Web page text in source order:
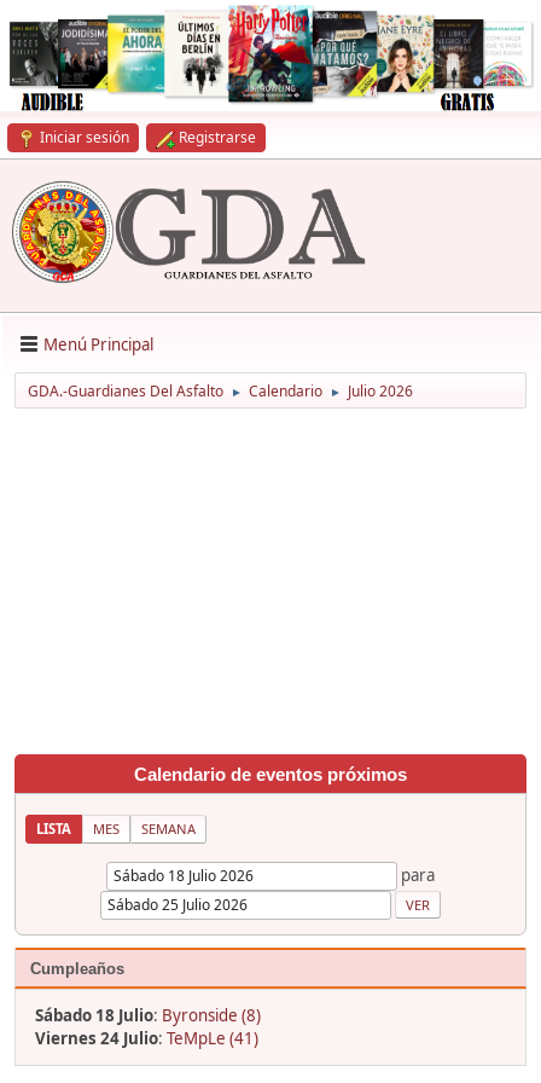
Iniciar sesión Registrarse
Menú Principal
GDA.-Guardianes Del Asfalto ► Calendario ► Julio 2026
Calendario de eventos próximos
LISTA MES SEMANA
para
Cumpleaños
Sábado 18 Julio: Byronside (8)
Viernes 24 Julio: TeMpLe (41)